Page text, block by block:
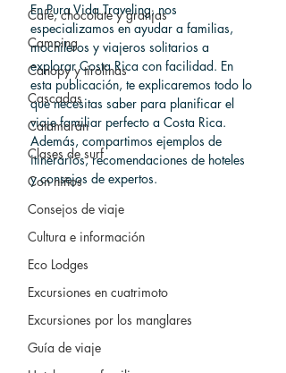
Café, chocolate y granjas
Camping
Canopy y tirolinas
Cascadas
Catamarán
Clases de surf
Con niños
Consejos de viaje
Cultura e información
Eco Lodges
Excursiones en cuatrimoto
Excursiones por los manglares
Guía de viaje
En Pura Vida Traveling, nos
especializamos en ayudar a familias,
mochileros y viajeros solitarios a
explorar Costa Rica con facilidad. En
esta publicación, te explicaremos todo lo
que necesitas saber para planificar el
viaje familiar perfecto a Costa Rica.
Además, compartimos ejemplos de
itinerarios, recomendaciones de hoteles
y consejos de expertos.